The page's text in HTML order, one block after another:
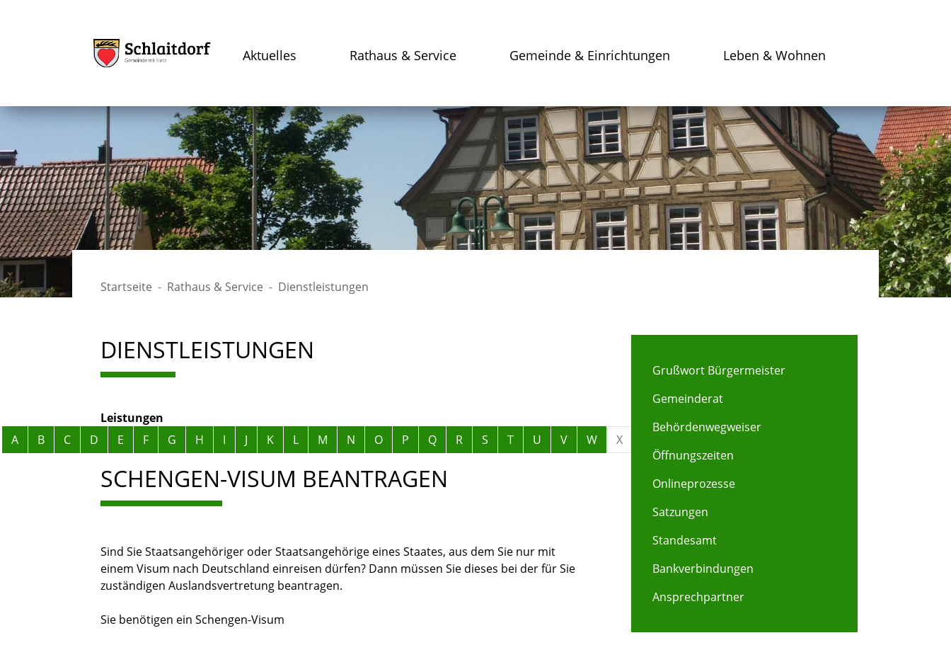
Aktuelles Rathaus & Service Gemeinde & Einrichtungen Leben & Wohnen
Startseite Rathaus & Service Dienstleistungen
DIENSTLEISTUNGEN
Leistungen
Alphabetisches Register überspringen
A B C D E F G H I J K L M N O P Q R S T U V W X
SCHENGEN-VISUM BEANTRAGEN
Sind Sie Staatsangehöriger oder Staatsangehörige eines Staates, aus dem Sie nur mit
einem Visum nach Deutschland einreisen dürfen? Dann müssen Sie dieses bei der für Sie
zuständigen Auslandsvertretung beantragen.
Sie benötigen ein Schengen-Visum
Grußwort Bürgermeister
Gemeinderat
Behördenwegweiser
Öffnungszeiten
Onlineprozesse
Satzungen
Standesamt
Bankverbindungen
Ansprechpartner